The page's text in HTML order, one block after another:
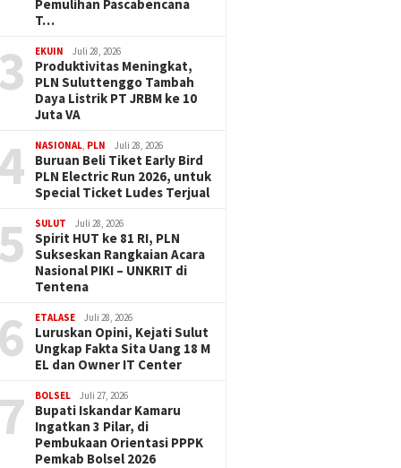
Pemulihan Pascabencana
T…
EKUIN Juli 28, 2026
Produktivitas Meningkat,
PLN Suluttenggo Tambah
Daya Listrik PT JRBM ke 10
Juta VA
NASIONAL PLN Juli 28, 2026
Buruan Beli Tiket Early Bird
PLN Electric Run 2026, untuk
Special Ticket Ludes Terjual
SULUT Juli 28, 2026
Spirit HUT ke 81 RI, PLN
Sukseskan Rangkaian Acara
Nasional PIKI – UNKRIT di
Tentena
ETALASE Juli 28, 2026
Luruskan Opini, Kejati Sulut
Ungkap Fakta Sita Uang 18 M
EL dan Owner IT Center
BOLSEL Juli 27, 2026
Bupati Iskandar Kamaru
Ingatkan 3 Pilar, di
Pembukaan Orientasi PPPK
Pemkab Bolsel 2026